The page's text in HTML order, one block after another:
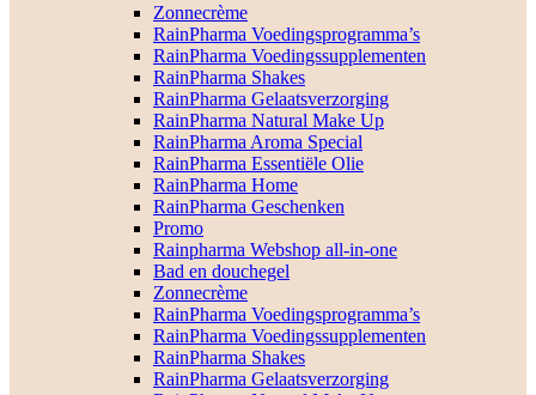
Zonnecrème
RainPharma Voedingsprogramma’s
RainPharma Voedingssupplementen
RainPharma Shakes
RainPharma Gelaatsverzorging
RainPharma Natural Make Up
RainPharma Aroma Special
RainPharma Essentiële Olie
RainPharma Home
RainPharma Geschenken
Promo
Rainpharma Webshop all-in-one
Bad en douchegel
Zonnecrème
RainPharma Voedingsprogramma’s
RainPharma Voedingssupplementen
RainPharma Shakes
RainPharma Gelaatsverzorging